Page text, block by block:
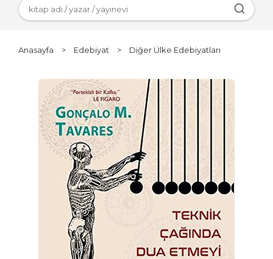
Anasayfa > Edebiyat > Diğer Ülke Edebiyatları